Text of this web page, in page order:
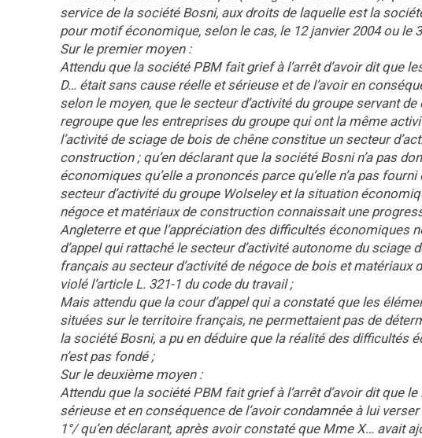
service de la société Bosni, aux droits de laquelle est la
pour motif économique, selon le cas, le 12 janvier 2004 ou le
Sur le premier moyen :
Attendu que la société PBM fait grief à l’arrêt d’avoir dit que
D… était sans cause réelle et sérieuse et de l’avoir en
selon le moyen, que le secteur d’activité du groupe servant
regroupe que les entreprises du groupe qui ont la même
l’activité de sciage de bois de chêne constitue un secteur
construction ; qu’en déclarant que la société Bosni n’a pas
économiques qu’elle a prononcés parce qu’elle n’a pas
secteur d’activité du groupe Wolseley et la situation
négoce et matériaux de construction connaissait une
Angleterre et que l’appréciation des difficultés économiques
d’appel qui rattaché le secteur d’activité autonome du
français au secteur d’activité de négoce de bois et
violé l’article L. 321-1 du code du travail ;
Mais attendu que la cour d’appel qui a constaté que les
situées sur le territoire français, ne permettaient pas de
la société Bosni, a pu en déduire que la réalité des difficultés
n’est pas fondé ;
Sur le deuxième moyen :
Attendu que la société PBM fait grief à l’arrêt d’avoir dit que
sérieuse et en conséquence de l’avoir condamnée à lui
1°/ qu’en déclarant, après avoir constaté que Mme X… avait